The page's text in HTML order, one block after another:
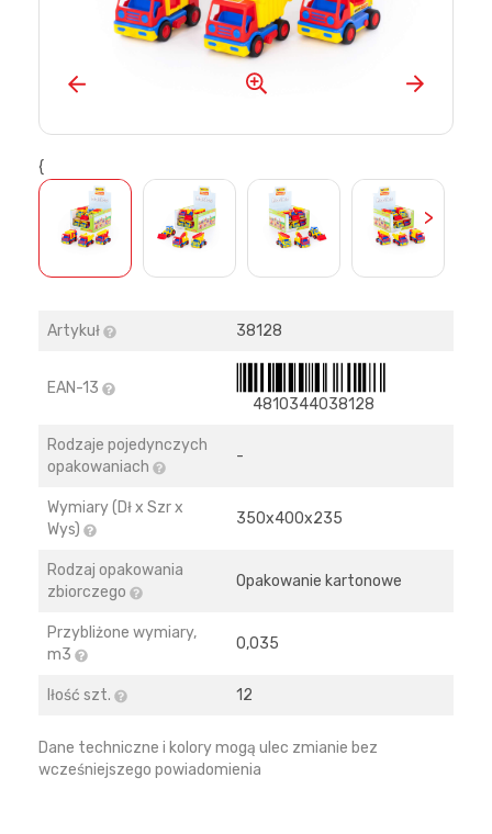
{
>
Artykuł 38128
EAN-13
4810344038128
Rodzaje pojedynczych
opakowaniach
-
Wymiary (Dł x Szr x
Wys)
350х400х235
Rodzaj opakowania
zbiorczego
Opakowanie kartonowe
Przybliżone wymiary,
m3
0,035
Iłość szt. 12
Dane techniczne i kolory mogą ulec zmianie bez
wcześniejszego powiadomienia